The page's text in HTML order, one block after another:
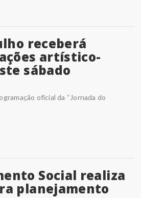
receberá
artístico-
sábado
oficial da “Jornada do
Social realiza
planejamento